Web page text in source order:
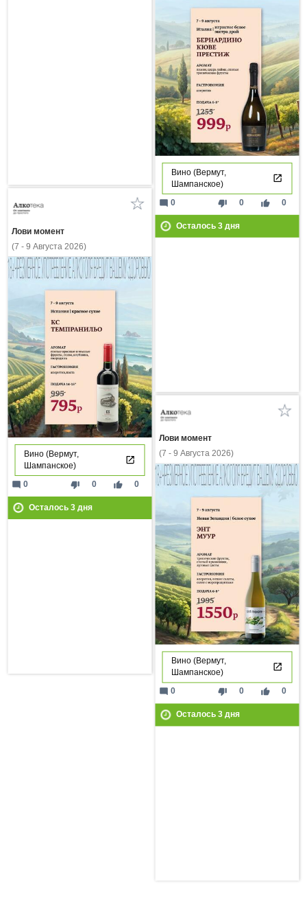
Вино (Вермут,
Шампанское)
thumb_down 0 thumb_up 0
mode_comment 0
Осталось 3дня
Лови момент
(7 - 9 Августа 2026)
Вино (Вермут,
Шампанское)
thumb_down 0 thumb_up 0
mode_comment 0
Осталось 3дня
Лови момент
(7 - 9 Августа 2026)
Вино (Вермут,
Шампанское)
thumb_down 0 thumb_up 0
mode_comment 0
Осталось 3дня